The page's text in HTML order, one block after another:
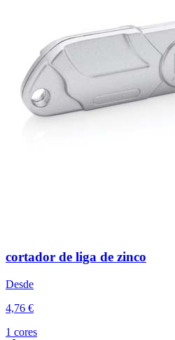
cortador de liga de zinco
Desde
4,76 €
1 cores